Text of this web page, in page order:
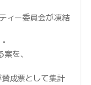
ィー委員会が凍結
を、
賛成票として集計